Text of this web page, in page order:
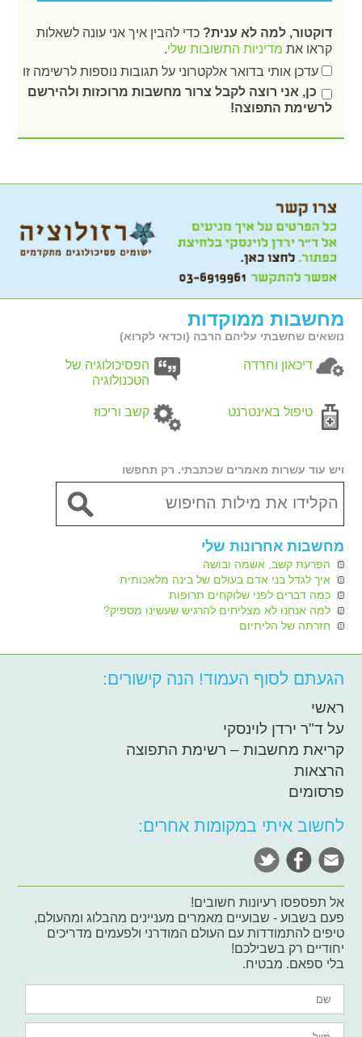
דוקטור, למה לא ענית? כדי להבין איך אני עונה לשאלות
קראו את מדיניות התשובות שלי.
עדכן אותי בדואר אלקטרוני על תגובות נוספות לרשימה זו
כן, אני רוצה לקבל צרור מחשבות מרוכזות ולהירשם
לרשימת התפוצה!
מחשבות ממוקדות
נושאים שחשבתי עליהם הרבה (וכדאי לקרוא)
דיכאון וחרדה
הפסיכולוגיה של
הטכנולוגיה
טיפול באינטרנט קשב וריכוז
ויש עוד עשרות מאמרים שכתבתי. רק תחפשו
מחשבות אחרונות שלי
הפרעת קשב, אשמה ובושה
איך לגדל בני אדם בעולם של בינה מלאכותית
כמה דברים לפני שלוקחים תרופות
למה אנחנו לא מצליחים להרגיש שעשינו מספיק?
חזרתה של הליתיום
הגעתם לסוף העמוד! הנה קישורים:
ראשי
על ד"ר ירדן לוינסקי
קריאת מחשבות – רשימת התפוצה
הרצאות
פרסומים
לחשוב איתי במקומות אחרים:
אל תפספסו רעיונות חשובים!
פעם בשבוע - שבועיים מאמרים מעניינים מהבלוג ומהעולם,
טיפים להתמודדות עם העולם המודרני ולפעמים מדריכים
יחודיים רק בשבילכם!
בלי ספאם. מבטיח.